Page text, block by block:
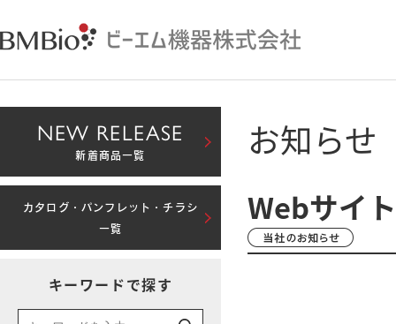
お知らせ
Webサイ
NEW RELEASE
新着商品一覧
カタログ・パンフレット・チラシ
一覧
キーワードで探す